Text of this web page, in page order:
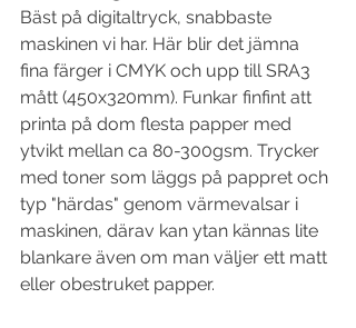
Bäst på digitaltryck, snabbaste
maskinen vi har. Här blir det jämna
fina färger i CMYK och upp till SRA3
mått (450x320mm). Funkar finfint att
printa på dom flesta papper med
ytvikt mellan ca 80-300gsm. Trycker
med toner som läggs på pappret och
typ "härdas" genom värmevalsar i
maskinen, därav kan ytan kännas lite
blankare även om man väljer ett matt
eller obestruket papper.